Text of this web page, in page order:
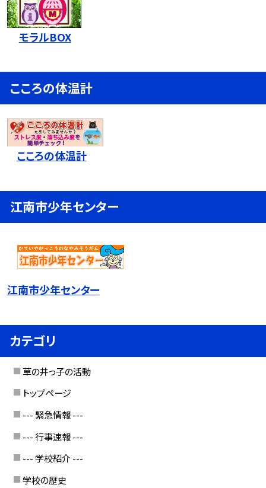
モラルBOX
こころの体温計
こころの体温計
江南市少年センター
江南市少年センター
カテゴリ
草の井っ子の活動
トップページ
--- 緊急情報 ---
--- 行事速報 ---
--- 学校紹介 ---
学校の歴史